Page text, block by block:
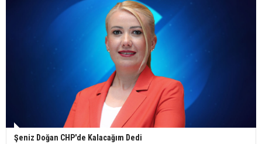
Şeniz Doğan CHP'de Kalacağım Dedi